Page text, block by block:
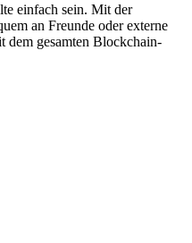
einfach sein. Mit der
an Freunde oder externe
dem gesamten Blockchain-